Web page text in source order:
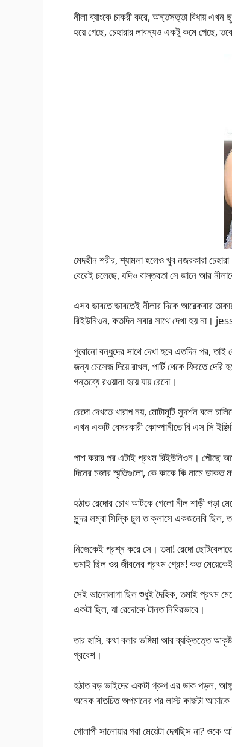
নীলা ব্যাংকে চাকরী করে, অন্তসত্তা বিধায়
হয়ে গেছে, চেহারার লাবন্যও একটু কমে গেছে,
মেদহীন শরীর, শ্যামলা হলেও খুব নজরকারা
বেরেই চলেছে, যদিও বাস্তবতা সে জানে আর
এসব ভাবতে ভাবতেই নীলার দিকে আরেকবার
রিইউনিওন, কতদিন সবার সাথে দেখা হয়
পুরোনো বন্ধুদের সাথে দেখা হবে এতদিন পর,
জন্য মেসেজ দিয়ে রাখল, পার্টি থেকে ফিরতে
গন্তব্যে রওয়ানা হয়ে যায় রেদো।
রেদো দেখতে খারাপ নয়, মোটামুটি সুদর্শন বলে
এখন একটি বেসরকারী কোম্পানীতে বি এস সি
পাশ করার পর এটাই প্রথম রিইউনিওন। পৌছে
দিনের মজার স্মৃতিগুলো, কে কাকে কি নামে
হঠাত রেদোর চোখ আটকে গেলো নীল শাড়ী পড়া
সুন্দর লম্বা সিল্কি চুল ত ক্লাসে একজনেরি ছিল,
নিজেকেই প্রশ্ন করে সে। তমা! রেদো
তমাই ছিল ওর জীবনের প্রথম প্রেম! কত
সেই ভালোলাগা ছিল শুধুই দৈহিক, তমাই প্রথম
একটা ছিল, যা রেদোকে টানত নিবিরভাবে।
তার হাসি, কথা বলার ভঙ্গিমা আর ব্যক্তিত্তে
প্রবেশ।
হঠাত বড় ভাইদের একটা গ্রুপ এর ডাক পড়ল,
অনেক বাতচিত অপমানের পর লাস্ট কাজটা আমাকে
গোলাপী সালোয়ার পরা মেয়েটা দেখছিস না?